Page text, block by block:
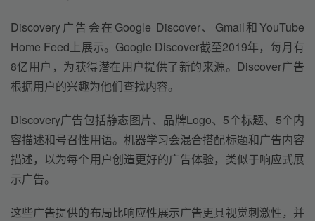
Discovery广告会在Google Discover、Gmail和YouTube
Home Feed上展示。Google Discover截至2019年，每月有
8亿用户，为获得潜在用户提供了新的来源。Discover广告
根据用户的兴趣为他们查找内容。
Discovery广告包括静态图片、品牌Logo、5个标题、5个内
容描述和号召性用语。机器学习会混合搭配标题和广告内容
描述，以为每个用户创造更好的广告体验，类似于响应式展
示广告。
这些广告提供的布局比响应性展示广告更具视觉刺激性，并